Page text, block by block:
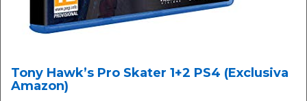
Tony Hawk’s Pro Skater 1+2 PS4 (Exclusiva
Amazon)